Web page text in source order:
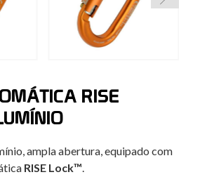
RISE
ampla abertura, equipado com
RISE Lock™